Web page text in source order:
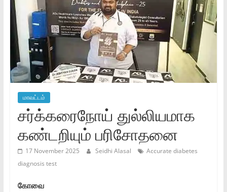
மாவட்டம்
சர்க்கரைநோய் துல்லியமாக
கண்டறியும் பரிசோதனை
17 November 2025 Seidhi Alasal
Accurate diabetes
diagnosis test
கோவை